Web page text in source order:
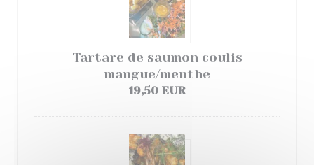
Tartare de saumon coulis
mangue/menthe
19,50 EUR